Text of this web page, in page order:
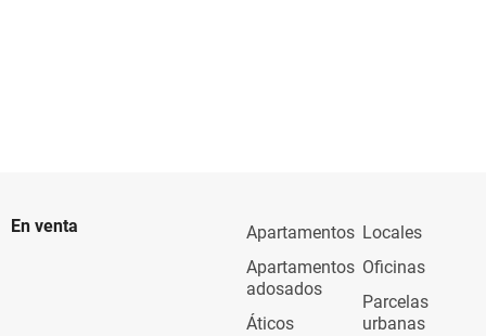
En venta
Apartamentos
Apartamentos
adosados
Áticos
Locales
Oficinas
Parcelas
urbanas